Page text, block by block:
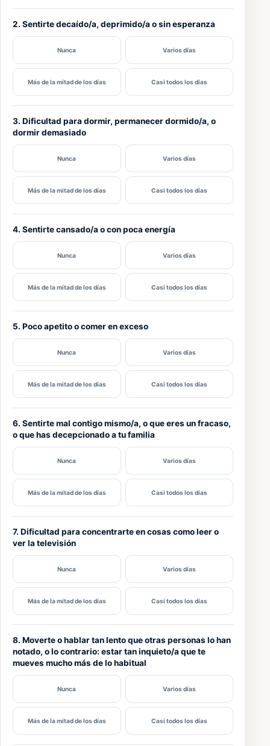
2. Sentirte decaído/a, deprimido/a o sin esperanza
Nunca Varios días
Más de la mitad de los días Casi todos los días
3. Dificultad para dormir, permanecer dormido/a, o
dormir demasiado
Nunca Varios días
Más de la mitad de los días Casi todos los días
4. Sentirte cansado/a o con poca energía
Nunca Varios días
Más de la mitad de los días Casi todos los días
5. Poco apetito o comer en exceso
Nunca Varios días
Más de la mitad de los días Casi todos los días
6. Sentirte mal contigo mismo/a, o que eres un fracaso,
o que has decepcionado a tu familia
Nunca Varios días
Más de la mitad de los días Casi todos los días
7. Dificultad para concentrarte en cosas como leer o
ver la televisión
Nunca Varios días
Más de la mitad de los días Casi todos los días
8. Moverte o hablar tan lento que otras personas lo han
notado, o lo contrario: estar tan inquieto/a que te
mueves mucho más de lo habitual
Nunca Varios días
Más de la mitad de los días Casi todos los días